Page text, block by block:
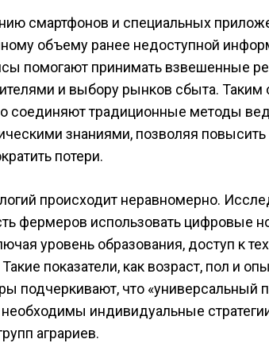
смартфонов и специальных
объему ранее недоступной
помогают принимать взвешенные
и выбору рынков сбыта.
соединяют традиционные методы
знаниями, позволяя повысить
потери.
происходит неравномерно.
фермеров использовать цифровые
уровень образования, доступ к
показатели, как возраст, пол и
подчеркивают, что «универсальный
необходимы индивидуальные
аграриев.